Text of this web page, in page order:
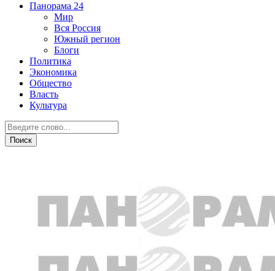
Панорама 24
Мир
Вся Россия
Южный регион
Блоги
Политика
Экономика
Общество
Власть
Культура